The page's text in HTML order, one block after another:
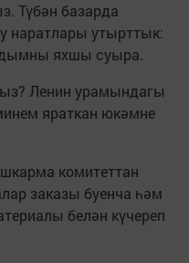
Түбән базарда
наратлары утырттык:
дымны яхшы суыра.
Ленин урамындагы
яраткан юкәмне
комитеттан
заказы буенча һәм
белән күчереп